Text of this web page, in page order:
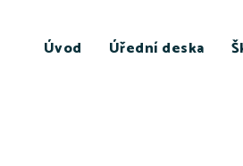
Úvod Úřední deska